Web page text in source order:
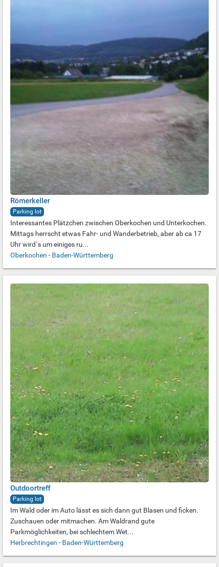
Römerkeller
Parking lot
Interessantes Plätzchen zwischen Oberkochen und Unterkochen.
Mittags herrscht etwas Fahr- und Wanderbetrieb, aber ab ca 17
Uhr wird´s um einiges ru...
Oberkochen - Baden-Württemberg
Outdoortreff
Parking lot
Im Wald oder im Auto lässt es sich dann gut Blasen und ficken.
Zuschauen oder mitmachen. Am Waldrand gute
Parkmöglichkeiten, bei schlechtem Wet...
Herbrechtingen - Baden-Württemberg